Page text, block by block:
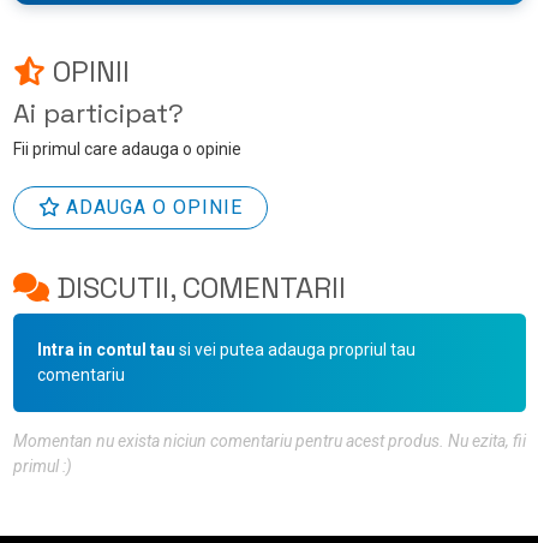
OPINII
Ai participat?
Fii primul care adauga o opinie
ADAUGA O OPINIE
DISCUTII, COMENTARII
Intra in contul tau si vei putea adauga propriul tau
comentariu
Momentan nu exista niciun comentariu pentru acest produs. Nu ezita, fii
primul :)